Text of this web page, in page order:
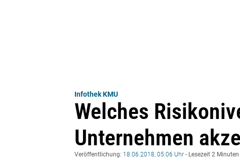
Infothek KMU
Welches
Unternehmen
Veröffentlichung: 18.06.2018, 05:06 Uhr - Lesezeit 2 Minuten